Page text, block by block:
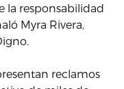
la responsabilidad
Myra Rivera,
reclamos